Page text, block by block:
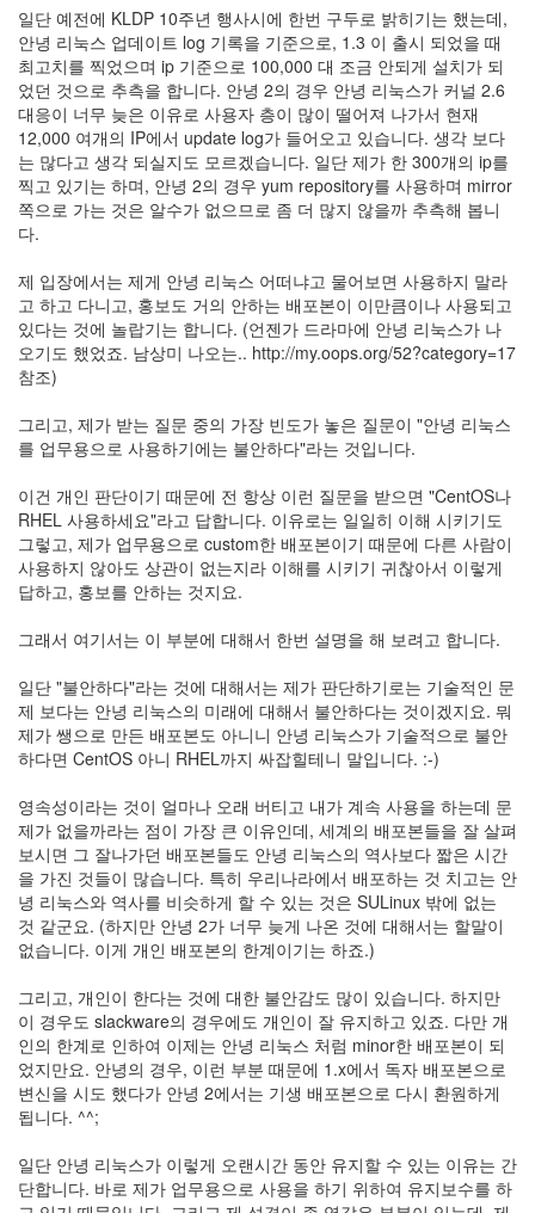
일단 예전에 KLDP 10주년 행사시에 한번 구두로 밝히기는 했는데,
안녕 리눅스 업데이트 log 기록을 기준으로, 1.3 이 출시 되었을 때
최고치를 찍었으며 ip 기준으로 100,000 대 조금 안되게 설치가 되
었던 것으로 추측을 합니다. 안녕 2의 경우 안녕 리눅스가 커널 2.6
대응이 너무 늦은 이유로 사용자 층이 많이 떨어져 나가서 현재
12,000 여개의 IP에서 update log가 들어오고 있습니다. 생각 보다
는 많다고 생각 되실지도 모르겠습니다. 일단 제가 한 300개의 ip를
찍고 있기는 하며, 안녕 2의 경우 yum repository를 사용하며 mirror
쪽으로 가는 것은 알수가 없으므로 좀 더 많지 않을까 추측해 봅니
다.
제 입장에서는 제게 안녕 리눅스 어떠냐고 물어보면 사용하지 말라
고 하고 다니고, 홍보도 거의 안하는 배포본이 이만큼이나 사용되고
있다는 것에 놀랍기는 합니다. (언젠가 드라마에 안녕 리눅스가 나
오기도 했었죠. 남상미 나오는.. http://my.oops.org/52?category=17
참조)
그리고, 제가 받는 질문 중의 가장 빈도가 놓은 질문이 "안녕 리눅스
를 업무용으로 사용하기에는 불안하다"라는 것입니다.
이건 개인 판단이기 때문에 전 항상 이런 질문을 받으면 "CentOS나
RHEL 사용하세요"라고 답합니다. 이유로는 일일히 이해 시키기도
그렇고, 제가 업무용으로 custom한 배포본이기 때문에 다른 사람이
사용하지 않아도 상관이 없는지라 이해를 시키기 귀찮아서 이렇게
답하고, 홍보를 안하는 것지요.
그래서 여기서는 이 부분에 대해서 한번 설명을 해 보려고 합니다.
일단 "불안하다"라는 것에 대해서는 제가 판단하기로는 기술적인 문
제 보다는 안녕 리눅스의 미래에 대해서 불안하다는 것이겠지요. 뭐
제가 쌩으로 만든 배포본도 아니니 안녕 리눅스가 기술적으로 불안
하다면 CentOS 아니 RHEL까지 싸잡힐테니 말입니다. :-)
영속성이라는 것이 얼마나 오래 버티고 내가 계속 사용을 하는데 문
제가 없을까라는 점이 가장 큰 이유인데, 세계의 배포본들을 잘 살펴
보시면 그 잘나가던 배포본들도 안녕 리눅스의 역사보다 짧은 시간
을 가진 것들이 많습니다. 특히 우리나라에서 배포하는 것 치고는 안
녕 리눅스와 역사를 비슷하게 할 수 있는 것은 SULinux 밖에 없는
것 같군요. (하지만 안녕 2가 너무 늦게 나온 것에 대해서는 할말이
없습니다. 이게 개인 배포본의 한계이기는 하죠.)
그리고, 개인이 한다는 것에 대한 불안감도 많이 있습니다. 하지만
이 경우도 slackware의 경우에도 개인이 잘 유지하고 있죠. 다만 개
인의 한계로 인하여 이제는 안녕 리눅스 처럼 minor한 배포본이 되
었지만요. 안녕의 경우, 이런 부분 때문에 1.x에서 독자 배포본으로
변신을 시도 했다가 안녕 2에서는 기생 배포본으로 다시 환원하게
됩니다. ^^;
일단 안녕 리눅스가 이렇게 오랜시간 동안 유지할 수 있는 이유는 간
단합니다. 바로 제가 업무용으로 사용을 하기 위하여 유지보수를 하
Recent
Posts
Daweikala
AA
1.5V
Li-
ion
3800...
by
김
정
균
Daweikala
AA
1.5V
Li-
ion
1280...
1
by
김
정
균
BASMAN
BLB-
AA1650
방
전
테
스
트
1
by
김
정
균
Liitokala
9V
6F22
충
전
지
전...
by